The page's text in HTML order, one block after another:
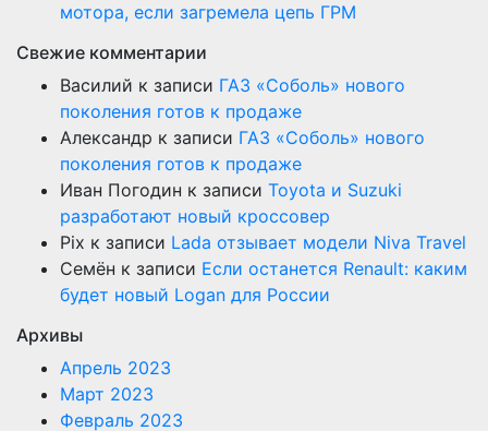
мотора, если загремела цепь ГРМ
Свежие комментарии
Василий к записи ГАЗ «Соболь» нового
поколения готов к продаже
Александр к записи ГАЗ «Соболь» нового
поколения готов к продаже
Иван Погодин к записи Toyota и Suzuki
разработают новый кроссовер
Pix к записи Lada отзывает модели Niva Travel
Семён к записи Если останется Renault: каким
будет новый Logan для России
Архивы
Апрель 2023
Март 2023
Февраль 2023